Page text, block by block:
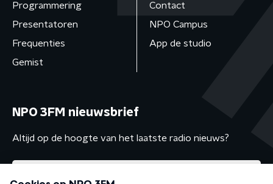
Programmering
Presentatoren
Frequenties
Gemist
Contact
NPO Campus
App de studio
NPO 3FM nieuwsbrief
Altijd op de hoogte van het laatste radio nieuws?